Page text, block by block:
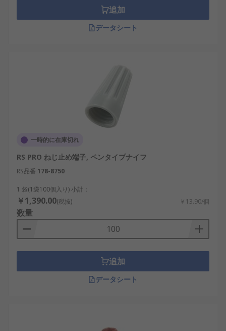
追加
データシート
一時的に在庫切れ
RS PRO ねじ止め端子, ペンタイプナイフ
RS品番 178-8750
1 袋(1袋100個入り) 小計：
￥1,390.00(税抜) ￥13.90/個
数量
追加
データシート